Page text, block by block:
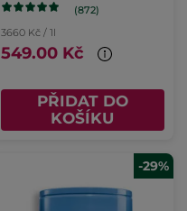
(872)
3660 Kč / 1l
549.00 Kč
PŘIDAT DO
KOŠÍKU
-29%